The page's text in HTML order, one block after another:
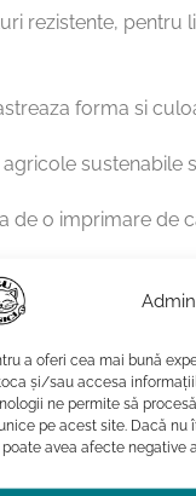
a oferi cea mai bună
și/sau accesa
ne permite să
pe acest site. Dacă
avea afecte negative
rezistente,
forma si
de o imprimare de
mai mici sau
a acestuia poate